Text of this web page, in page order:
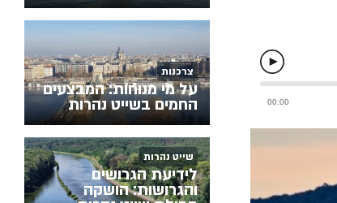
צרכנות
על מי מנוחות: המבצעים
החמים בשייט נהרות
שייט נהרות
לידיעת הגרושים
והגרושות: הושקה